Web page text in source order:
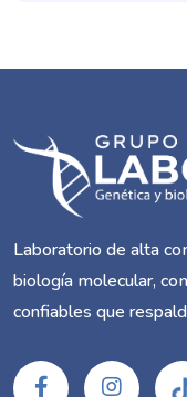
Laboratorio de alta
biología molecular,
confiables que